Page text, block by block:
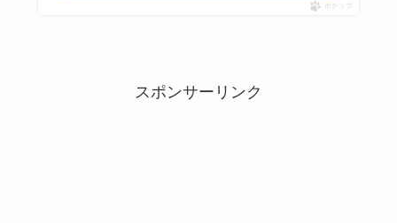
ポチップ
スポンサーリンク